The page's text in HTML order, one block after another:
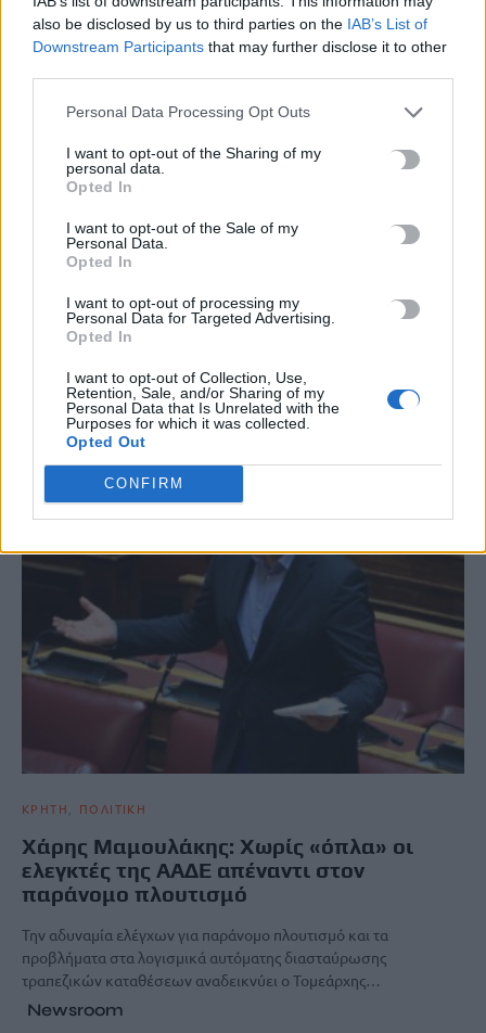
also be disclosed by us to third parties on the IAB’s List of
Downstream Participants that may further disclose it to other
Personal Data Processing Opt Outs
I want to opt-out of the Sharing of my
personal data.
Opted In
I want to opt-out of the Sale of my
Personal Data.
Opted In
I want to opt-out of processing my
Personal Data for Targeted Advertising.
Opted In
I want to opt-out of Collection, Use,
Retention, Sale, and/or Sharing of my
Personal Data that Is Unrelated with the
Purposes for which it was collected.
Opted Out
CONFIRM
8 Αυγούστου, 2026
TRENDING
ΜΑΘΗΜΑΤΑ #ΚΙΝΕΖΙΚΗ ΓΛΩΣΣΑ #ΠΑΝΕΠΙΣΤΗΜΙΟ ΚΡΗΤΗΣ
ΑΝΟΙΑ
ΣΧΕΤΙΚΆ ΆΡΘΡΑ
ΚΡΗΤΗ ΠΟΛΙΤΙΚΗ
Χάρης Μαμουλάκης: Χωρίς «όπλα» οι
ελεγκτές της ΑΑΔΕ απέναντι στον
παράνομο πλουτισμό
Την αδυναμία ελέγχων για παράνομο πλουτισμό και τα
προβλήματα στα λογισμικά αυτόματης διασταύρωσης
τραπεζικών καταθέσεων αναδεικνύει ο Τομεάρχης…
Newsroom